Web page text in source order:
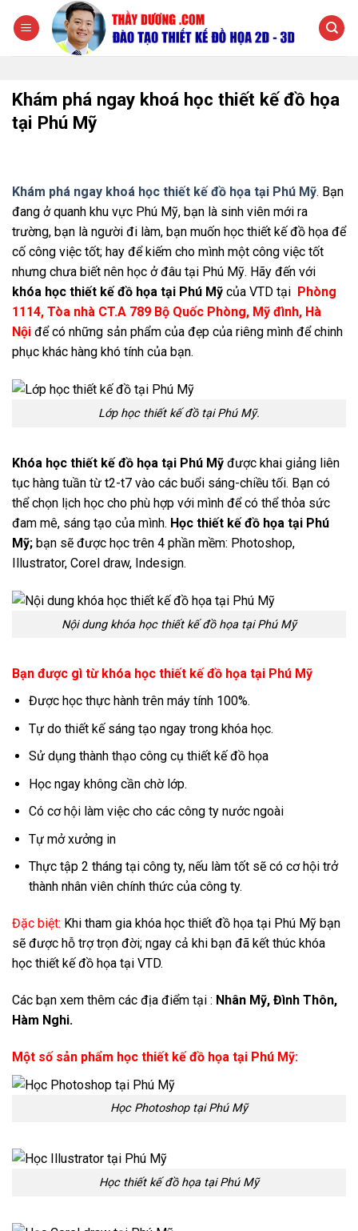
đến
Khám phá ngay khoá học thiết kế đồ họa
tại Phú Mỹ
Khám phá ngay khoá học thiết kế đồ họa tại Phú Mỹ. Bạn
đang ở quanh khu vực Phú Mỹ, bạn là sinh viên mới ra
trường, bạn là người đi làm, bạn muốn học thiết kế đồ họa để
cố công việc tốt; hay để kiếm cho mình một công việc tốt
nhưng chưa biết nên học ở đâu tại Phú Mỹ. Hãy đến với
khóa học thiết kế đồ họa tại Phú Mỹ của VTD tại Phòng
1114, Tòa nhà CT.A 789 Bộ Quốc Phòng, Mỹ đình, Hà
Nội để có những sản phẩm của đẹp của riêng mình để chinh
phục khác hàng khó tính của bạn.
Lớp học thiết kế đồ tại Phú Mỹ.
Khóa học thiết kế đồ họa tại Phú Mỹ được khai giảng liên
tục hàng tuần từ t2-t7 vào các buổi sáng-chiều tối. Bạn có
thể chọn lịch học cho phù hợp với mình để có thể thỏa sức
đam mê, sáng tạo của mình. Học thiết kế đồ họa tại Phú
Mỹ; bạn sẽ được học trên 4 phần mềm: Photoshop,
Illustrator, Corel draw, Indesign.
Nội dung khóa học thiết kế đồ họa tại Phú Mỹ
Bạn được gì từ khóa học thiết kế đồ họa tại Phú Mỹ
Được học thực hành trên máy tính 100%.
Tự do thiết kế sáng tạo ngay trong khóa học.
Sử dụng thành thạo công cụ thiết kế đồ họa
Học ngay không cần chờ lớp.
Có cơ hội làm việc cho các công ty nước ngoài
Tự mở xưởng in
Thực tập 2 tháng tại công ty, nếu làm tốt sẽ có cơ hội trở
thành nhân viên chính thức của công ty.
Đặc biệt: Khi tham gia khóa học thiết đồ họa tại Phú Mỹ bạn
sẽ được hỗ trợ trọn đời; ngay cả khi bạn đã kết thúc khóa
học thiết kế đồ họa tại VTD.
Các bạn xem thêm các địa điểm tại : Nhân Mỹ, Đình Thôn,
Hàm Nghi.
Một số sản phẩm học thiết kế đồ họa tại Phú Mỹ:
Học Photoshop tại Phú Mỹ
Học thiết kế đồ họa tại Phú Mỹ